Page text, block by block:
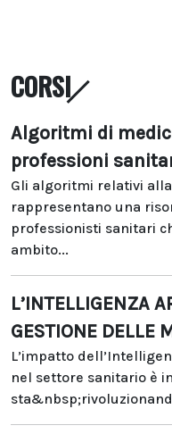
CORSI
Algoritmi di
professioni
Gli algoritmi relativi
rappresentano una
professionisti sanitari
ambito...
L’INTELLIGENZA
GESTIONE DELLE
L’impatto
nel settore sanitario è